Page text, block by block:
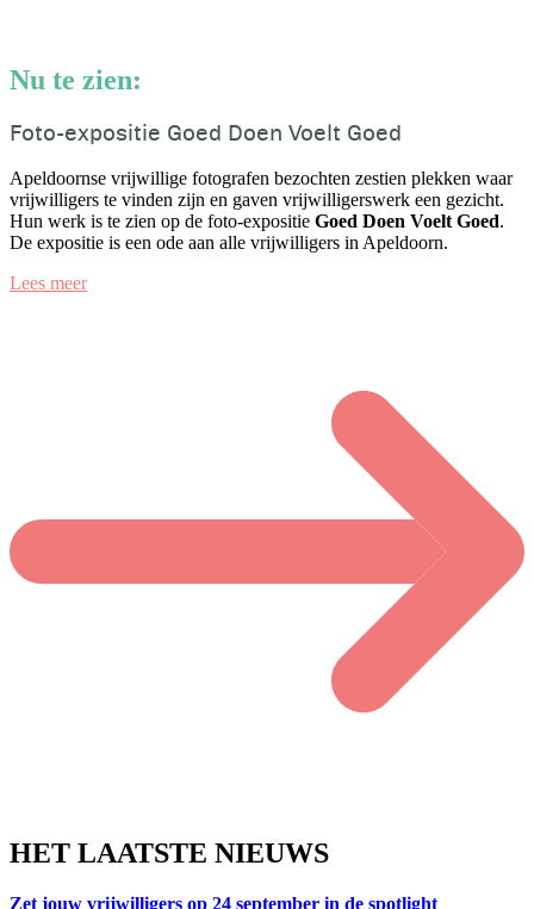
Nu te zien:
Foto-expositie Goed Doen Voelt Goed
Apeldoornse vrijwillige fotografen bezochten zestien plekken waar
vrijwilligers te vinden zijn en gaven vrijwilligerswerk een gezicht.
Hun werk is te zien op de foto-expositie Goed Doen Voelt Goed.
De expositie is een ode aan alle vrijwilligers in Apeldoorn.
Lees meer
HET LAATSTE NIEUWS
Zet jouw vrijwilligers op 24 september in de spotlight